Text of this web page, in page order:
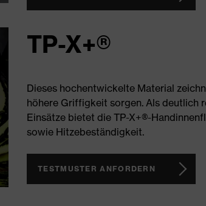
TP-X+®
Dieses hochentwickelte Material
höhere Griffigkeit sorgen. Als deutlich
Einsätze bietet die TP-X+®-
sowie Hitzebeständigkeit.
TESTMUSTER ANFORDERN